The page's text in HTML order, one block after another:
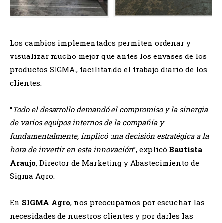
Los cambios implementados permiten ordenar y
visualizar mucho mejor que antes los envases de los
productos SIGMA., facilitando el trabajo diario de los
clientes.
“Todo el desarrollo demandó el compromiso y la sinergia
de varios equipos internos de la compañía y
fundamentalmente, implicó una decisión estratégica a la
hora de invertir en esta innovación”, explicó Bautista
Araujo, Director de Marketing y Abastecimiento de
Sigma Agro.
En SIGMA Agro, nos preocupamos por escuchar las
necesidades de nuestros clientes y por darles las